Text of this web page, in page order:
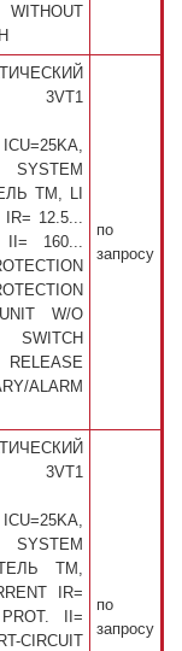
3VT1
TM, LI
12.5...
160...
W/O
ALARM
по
запросу
3VT1
TM,
IR=
II=
по
запросу